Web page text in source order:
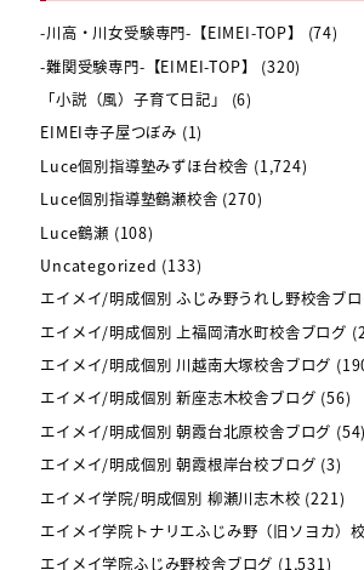
-川高・川女受験専門-【EIMEI-TOP】
(74)
-難関受験専門-【EIMEI-TOP】
(320)
「小説（風）子育て日記」
(6)
EIMEI寺子屋つぼみ (1)
Luce個別指導塾みずほ台校舎 (1,724)
Luce個別指導塾鶴瀬校舎 (270)
Luce鶴瀬 (108)
Uncategorized (133)
エイメイ/明成個別 ふじみ野うれし野校舎ブ
エイメイ/明成個別 上福岡清水町校舎ブログ
エイメイ/明成個別 川越南大塚校舎ブログ
エイメイ/明成個別 新座志木校舎ブログ (56)
エイメイ/明成個別 朝霞台北原校舎ブログ (54)
エイメイ/明成個別 朝霞根岸台校ブログ (3)
エイメイ学院/明成個別 柳瀬川志木校 (221)
エイメイ学院トナリエふじみ野（旧ソヨカ）
エイメイ学院ふじみ野校舎ブログ (1,531)